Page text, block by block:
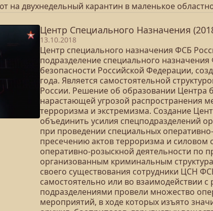
на двухнедельный карантин в маленькое
Центр Специального Назначения
13.10.2018
Центр специального назначения ФСБ
подразделение специального
безопасности Российской Федерации,
года. Является самостоятельной
России. Решение об образовании Центра
нарастающей угрозой распространения
терроризма и экстремизма. Создание
объединить усилия спецподразделений
при проведении специальных
пресечению актов терроризма и силовом
оперативно-розыскной деятельности по
организованным криминальным
своего существования сотрудники ЦСН
самостоятельно или во взаимодействии
подразделениями провели множество
мероприятий, в ходе которых изъято